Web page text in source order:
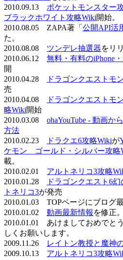
2010.09.13 ポケットモンスター
ブラックホワイト攻略Wiki開始。
2010.08.05 ZAPA著「 公開API活
た。
2010.08.08 ツンデレ抽選器をリ
2010.06.12 無料・有料のiPhone
開
2010.04.28
ドラゴンクエストモ
売
2010.04.08
ドラゴンクエストモ
略Wiki開始
2010.03.08 ohaYouTube - 動画か
方法
2010.02.23
ドラクエ6攻略Wikiが
ケモン ゴールド・シルバー攻略
載。
2010.02.01 アルトネリコ3攻略
2010.01.28
ドラゴンクエスト6
トネリコ3が発売
2010.01.03 TOPページにブログ
2010.01.02 動画最新情報 を修正。
2010.01.01 あけましておめでと
しくお願いします。
2009.11.26
レイトン教授と魔神
2009.10.13 アルトネリコ3攻略